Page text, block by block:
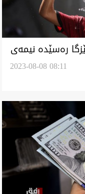
پارێزگا رەسێدە نیمەی
2023-08-08 08:11